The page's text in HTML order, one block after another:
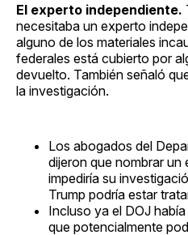
El experto independiente.
necesitaba un experto
alguno de los materiales
federales está cubierto por
devuelto. También señaló
la investigación.
Los abogados del
dijeron que nombrar
impediría su
Trump podría estar
Incluso ya el DOJ
que potencialmente